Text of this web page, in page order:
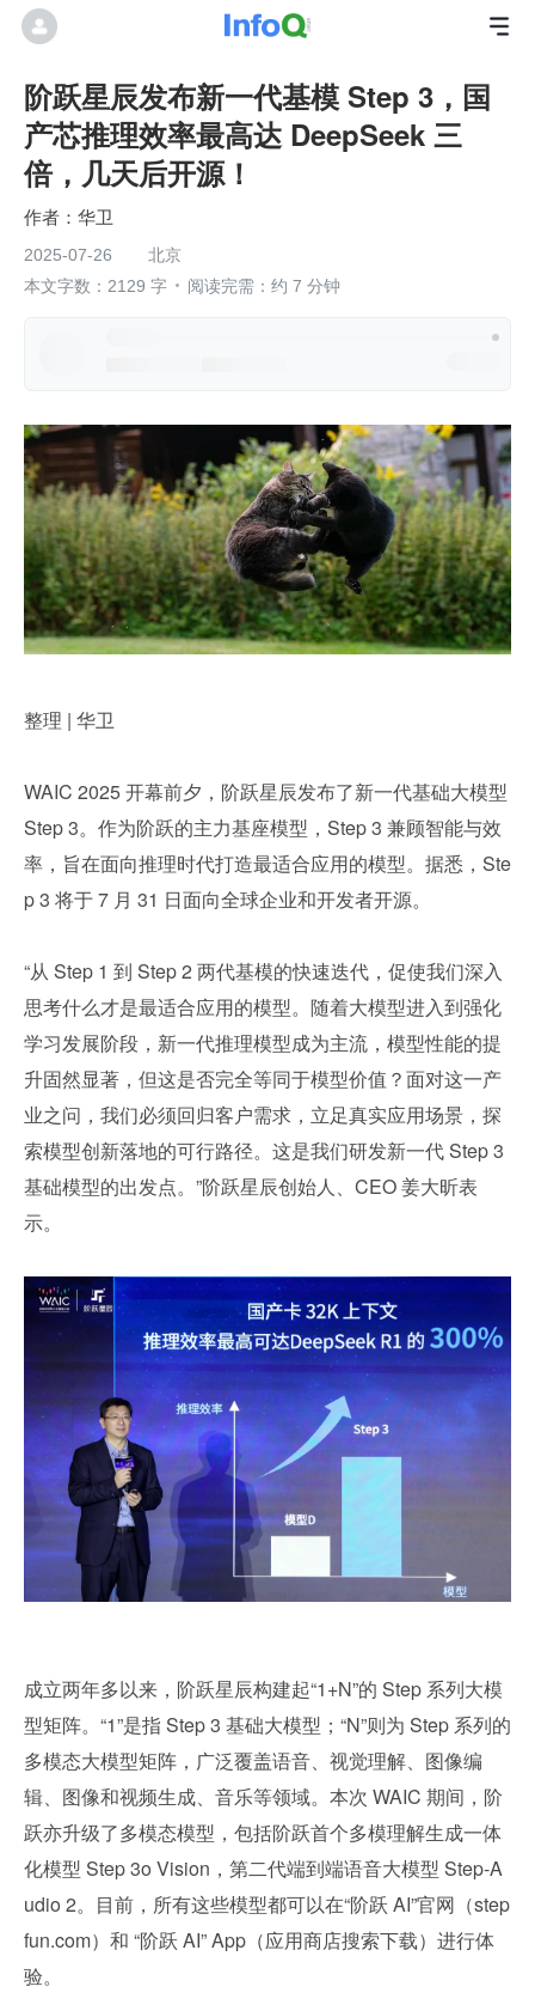
阶跃星辰发布新一代基模 Step 3，国
产芯推理效率最高达 DeepSeek 三
倍，几天后开源！
华卫
2025-07-26
北京
本文字数：2129 字
阅读完需：约 7 分钟
整理 | 华卫
WAIC 2025 开幕前夕，阶跃星辰发布了新一代基础大模型
Step 3。作为阶跃的主力基座模型，Step 3 兼顾智能与效
率，旨在面向推理时代打造最适合应用的模型。据悉，Ste
p 3 将于 7 月 31 日面向全球企业和开发者开源。
“从 Step 1 到 Step 2 两代基模的快速迭代，促使我们深入
思考什么才是最适合应用的模型。随着大模型进入到强化
学习发展阶段，新一代推理模型成为主流，模型性能的提
升固然显著，但这是否完全等同于模型价值？面对这一产
业之问，我们必须回归客户需求，立足真实应用场景，探
索模型创新落地的可行路径。这是我们研发新一代 Step 3
基础模型的出发点。”阶跃星辰创始人、CEO 姜大昕表
示。
成立两年多以来，阶跃星辰构建起“1+N”的 Step 系列大模
型矩阵。“1”是指 Step 3 基础大模型；“N”则为 Step 系列的
多模态大模型矩阵，广泛覆盖语音、视觉理解、图像编
辑、图像和视频生成、音乐等领域。本次 WAIC 期间，阶
跃亦升级了多模态模型，包括阶跃首个多模理解生成一体
化模型 Step 3o Vision，第二代端到端语音大模型 Step-A
udio 2。目前，所有这些模型都可以在“阶跃 AI”官网（step
fun.com）和 “阶跃 AI” App（应用商店搜索下载）进行体
验。